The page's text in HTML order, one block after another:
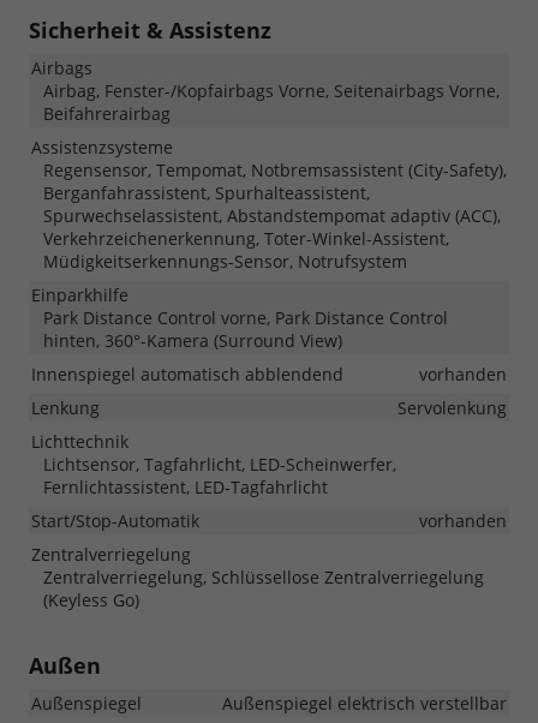
Sicherheit & Assistenz
Airbags
Airbag, Fenster-/Kopfairbags Vorne, Seitenairbags Vorne,
Beifahrerairbag
Assistenzsysteme
Regensensor, Tempomat, Notbremsassistent (City-Safety),
Berganfahrassistent, Spurhalteassistent,
Spurwechselassistent, Abstandstempomat adaptiv (ACC),
Verkehrzeichenerkennung, Toter-Winkel-Assistent,
Müdigkeitserkennungs-Sensor, Notrufsystem
Einparkhilfe
Park Distance Control vorne, Park Distance Control
hinten, 360°-Kamera (Surround View)
Innenspiegel automatisch abblendend
vorhanden
Lenkung
Servolenkung
Lichttechnik
Lichtsensor, Tagfahrlicht, LED-Scheinwerfer,
Fernlichtassistent, LED-Tagfahrlicht
Start/Stop-Automatik
vorhanden
Zentralverriegelung
Zentralverriegelung, Schlüssellose Zentralverriegelung
(Keyless Go)
Außen
Außenspiegel
Außenspiegel elektrisch verstellbar